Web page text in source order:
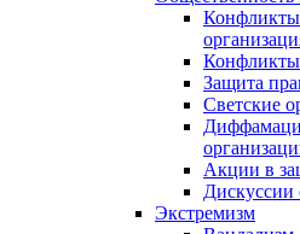
Конфликты
Конфликты
Защита
Светские
Акции в
Дискуссии
Экстремизм